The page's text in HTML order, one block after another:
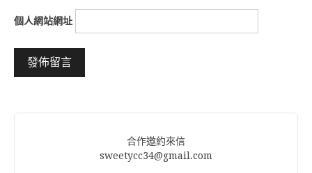
個人網站網址
合作邀約來信
sweetycc34@gmail.com